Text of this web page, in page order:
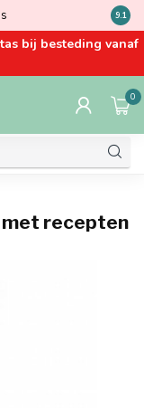
Kom
9.1
bij besteding vanaf
0
met recepten